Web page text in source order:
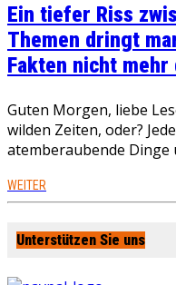
Ein tiefer Riss
Themen dringt
Fakten nicht mehr
Guten Morgen, liebe
wilden Zeiten, oder?
atemberaubende Dinge
WEITER
Unterstützen Sie uns